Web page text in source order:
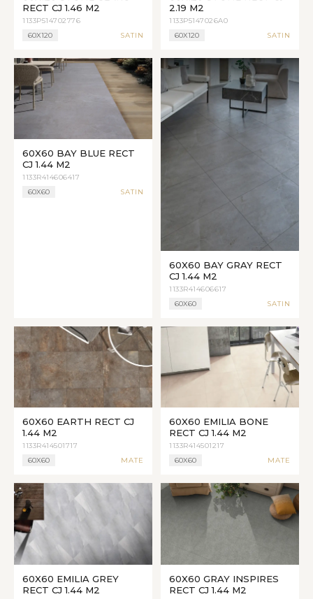
RECT CJ 1.46 M2
1133P514702776
60X120
SATIN
2.19 M2
1133P5147026A0
60X120
SATIN
60X60 BAY BLUE RECT
CJ 1.44 M2
1133R414606417
60X60
SATIN
60X60 BAY GRAY RECT
CJ 1.44 M2
1133R414606617
60X60
SATIN
60X60 EARTH RECT CJ
1.44 M2
1133R414501717
60X60
MATE
60X60 EMILIA BONE
RECT CJ 1.44 M2
1133R414501217
60X60
MATE
60X60 EMILIA GREY
RECT CJ 1.44 M2
60X60 GRAY INSPIRES
RECT CJ 1.44 M2